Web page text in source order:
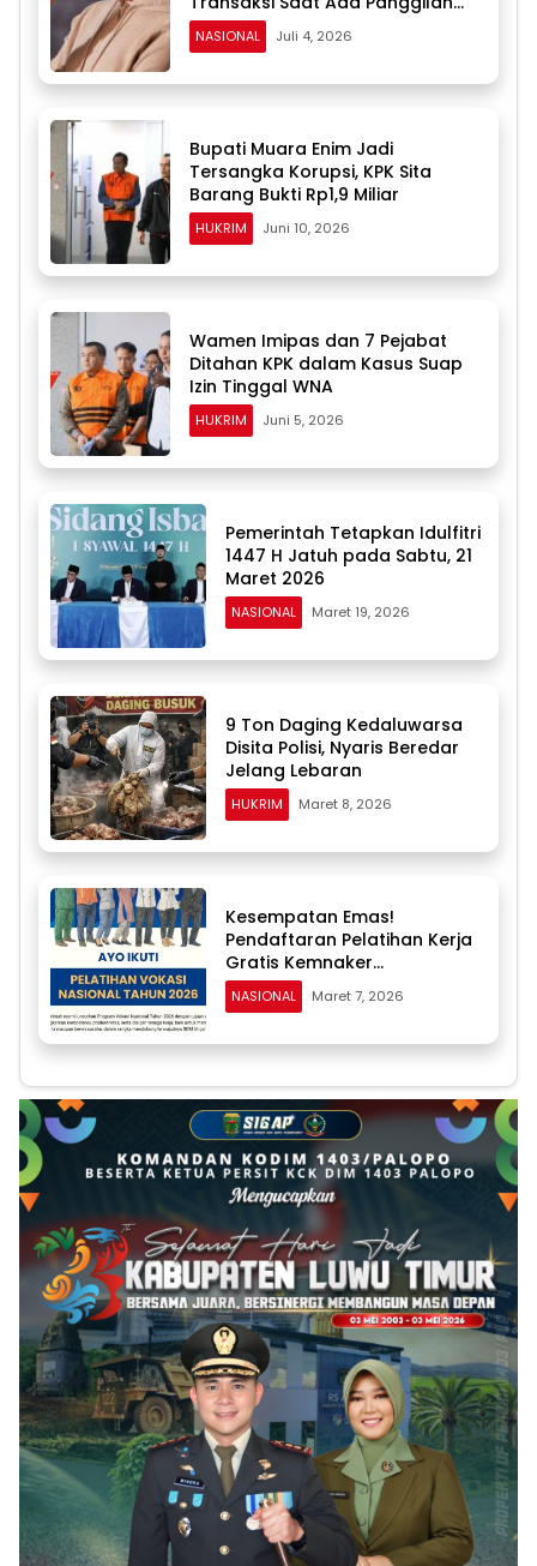
Masuk
NASIONAL Juli 4, 2026
Bupati Muara Enim Jadi
Tersangka Korupsi, KPK Sita
Barang Bukti Rp1,9 Miliar
HUKRIM Juni 10, 2026
Wamen Imipas dan 7 Pejabat
Ditahan KPK dalam Kasus Suap
Izin Tinggal WNA
HUKRIM Juni 5, 2026
Pemerintah Tetapkan Idulfitri
1447 H Jatuh pada Sabtu, 21
Maret 2026
NASIONAL Maret 19, 2026
9 Ton Daging Kedaluwarsa
Disita Polisi, Nyaris Beredar
Jelang Lebaran
HUKRIM Maret 8, 2026
Kesempatan Emas!
Pendaftaran Pelatihan Kerja
Gratis Kemnaker
Diperpanjang hingga 24
Maret, Kuota 20 Ribu Peserta
NASIONAL Maret 7, 2026